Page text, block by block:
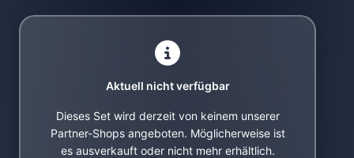
Aktuell nicht verfügbar
Dieses Set wird derzeit von keinem unserer
Partner-Shops angeboten. Möglicherweise ist
es ausverkauft oder nicht mehr erhältlich.